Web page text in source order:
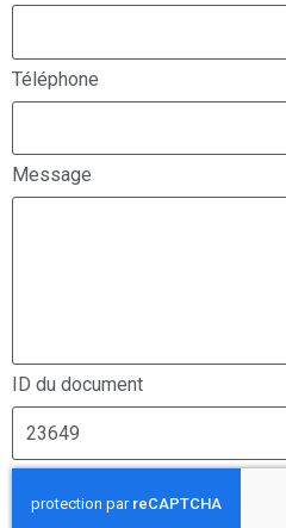
Téléphone
Message
ID du document